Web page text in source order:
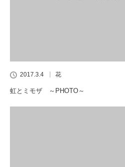
2017.3.4 花
虹とミモザ ～PHOTO～